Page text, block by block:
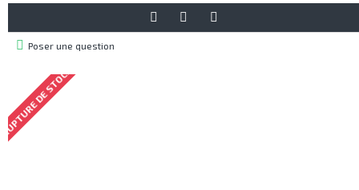
Poser une question
DE STOCK